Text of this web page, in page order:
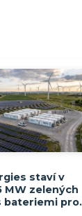
staví v
MW zelených
bateriemi pro